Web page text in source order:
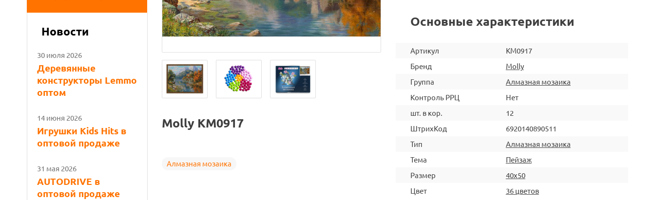
Новости
30 июля 2026
Деревянные
конструкторы Lemmo
оптом
14 июня 2026
Игрушки Kids Hits в
оптовой продаже
31 мая 2026
AUTODRIVE в
оптовой продаже
Molly KM0917
Алмазная мозаика
Основные характеристики
Артикул
KM0917
Бренд
Molly
Группа
Алмазная мозаика
Контроль РРЦ
Нет
шт. в кор.
12
ШтрихКод
6920140890511
Тип
Алмазная мозаика
Тема
Пейзаж
Размер
40х50
Цвет
36 цветов